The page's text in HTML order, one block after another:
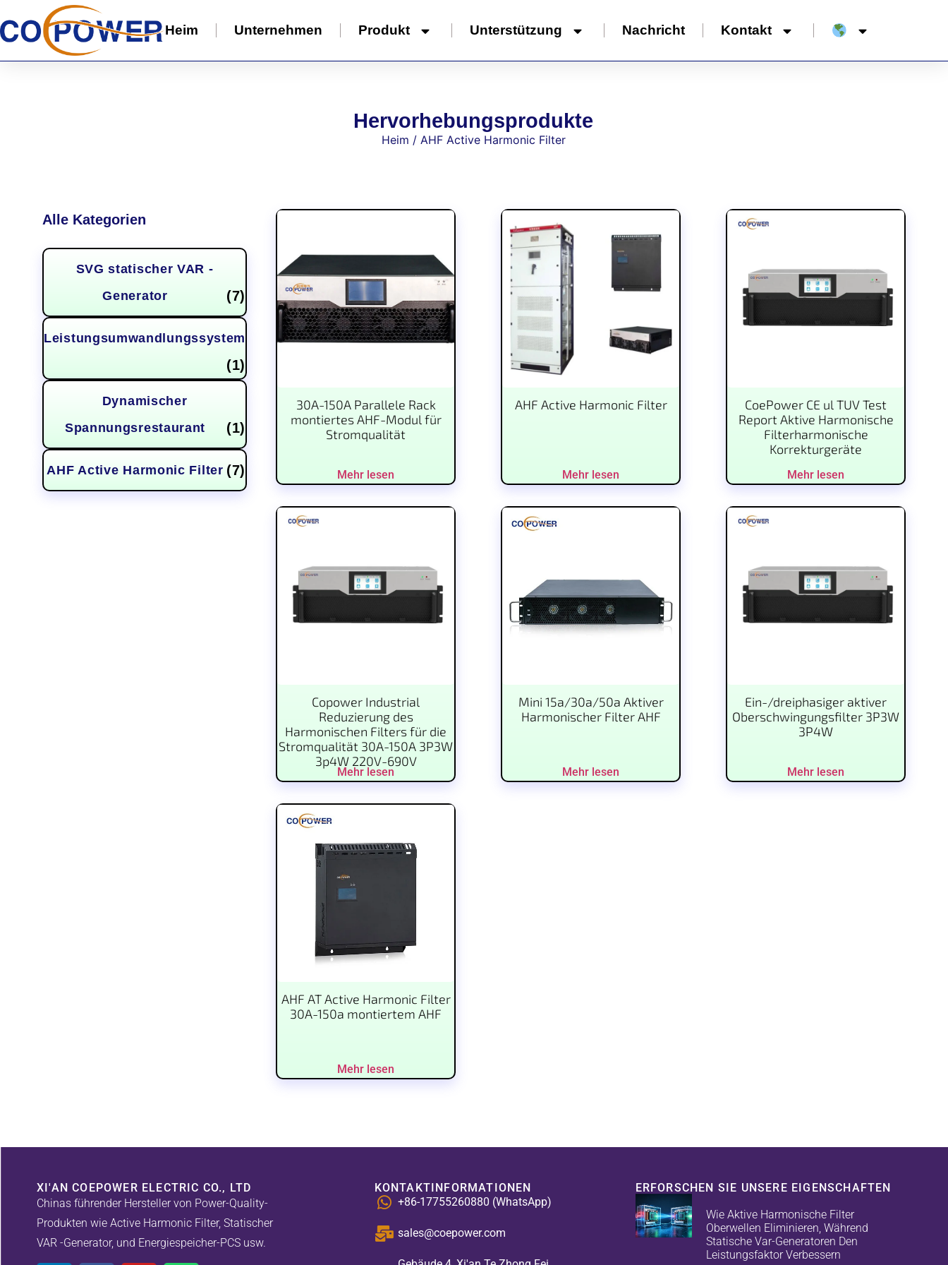
Heim Unternehmen Produkt Unterstützung Nachricht Kontakt
Hervorhebungsprodukte
Heim / AHF Active Harmonic Filter
Alle Kategorien
SVG statischer VAR -
Generator
(7)
Leistungsumwandlungssystem
(1)
Dynamischer
Spannungsrestaurant
(1)
AHF Active Harmonic Filter (7)
30A-150A Parallele Rack
montiertes AHF-Modul für
Stromqualität
Mehr lesen
AHF Active Harmonic Filter
Mehr lesen
CoePower CE ul TUV Test
Report Aktive Harmonische
Filterharmonische
Korrekturgeräte
Mehr lesen
Copower Industrial
Reduzierung des
Harmonischen Filters für die
Stromqualität 30A-150A 3P3W
3p4W 220V-690V
Mehr lesen
Mini 15a/30a/50a Aktiver
Harmonischer Filter AHF
Mehr lesen
Ein-/dreiphasiger aktiver
Oberschwingungsfilter 3P3W
3P4W
Mehr lesen
AHF AT Active Harmonic Filter
30A-150a montiertem AHF
Mehr lesen
XI'AN COEPOWER ELECTRIC CO., LTD
Chinas führender Hersteller von Power-Quality-
Produkten wie Active Harmonic Filter, Statischer
VAR -Generator, und Energiespeicher-PCS usw.
KONTAKTINFORMATIONEN
+86-17755260880 (WhatsApp)
sales@coepower.com
ERFORSCHEN SIE UNSERE EIGENSCHAFTEN
Wie Aktive Harmonische Filter
Oberwellen Eliminieren, Während
Statische Var-Generatoren Den
Leistungsfaktor Verbessern